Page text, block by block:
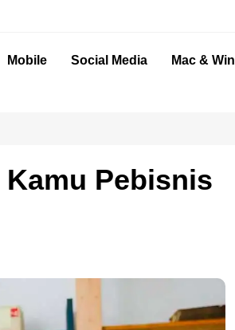
Mobile Social Media Mac & Win
Pebisnis